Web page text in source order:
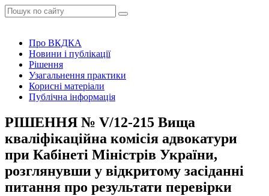
Про ВКДКА
Новини і публікації
Рішення
Узагальнення практики
Корисні матеріали
Публічна інформація
РІШЕННЯ № V/12-215 Вища
кваліфікаційна комісія адвокатури
при Кабінеті Міністрів України,
розглянувши у відкритому засіданні
питання про результати перевірки